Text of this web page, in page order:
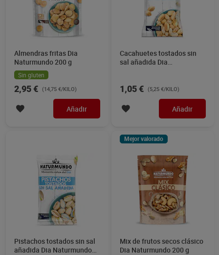
Almendras fritas Dia
Naturmundo 200 g
Sin gluten
2,95 € (14,75 €/KILO)
Añadir
Cacahuetes tostados sin
sal añadida Dia
1,05 € (5,25 €/KILO)
Añadir
Pistachos tostados sin sal
añadida Dia Naturmundo
Mejor valorado
Mix de frutos secos clásico
Dia Naturmundo 200 g